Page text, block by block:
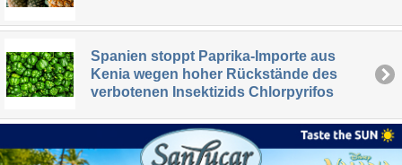
Spanien stoppt Paprika-Importe aus
Kenia wegen hoher Rückstände des
verbotenen Insektizids Chlorpyrifos